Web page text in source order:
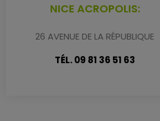
NICE ACROPOLIS:
26 AVENUE DE LA RÉPUBLIQUE
TÉL. 09 81 36 51 63